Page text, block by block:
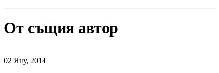
От същия автор
02 Яну, 2014